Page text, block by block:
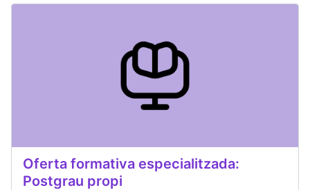
Oferta formativa especialitzada:
Postgrau propi